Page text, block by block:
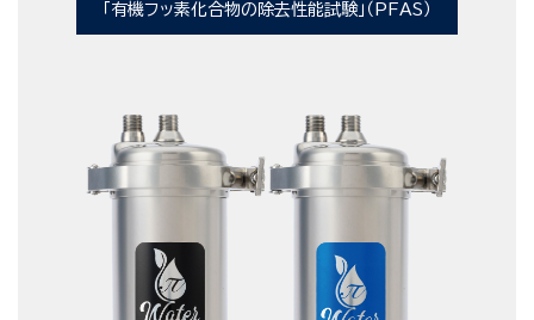
「有機フッ素化合物の除去性能試験」（PFAS）